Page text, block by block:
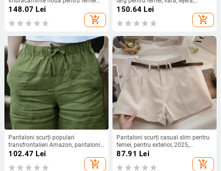
Amazon, vândut la cald, culoare
pură, pantaloni scurți cu buzunare
cu clapă în cinci puncte, pantaloni
148.07 Lei
add_shopping_cart
subțire, cu nasturi vintage,
decorațiuni artistice, respirabile,
toate potrivirea
150.64 Lei
add_shopping_cart
Pantaloni scurți populari
transfrontalieri Amazon, pantaloni
scurți casual cu picior larg, lejeri,
vara 2025, noi pantaloni scurți cu
talie înaltă, la modă europeană și
102.47 Lei
add_shopping_cart
Pantaloni scurți casual slim pentru
femei, pentru exterior, 2025,
primăvara, design nou, retro, simpli,
cu talie înaltă, linie A, cu picior larg
87.91 Lei
add_shopping_cart